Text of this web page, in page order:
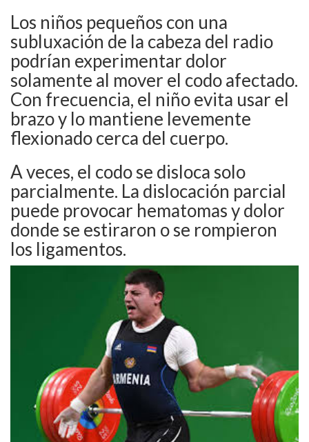
Los niños pequeños con una
subluxación de la cabeza del radio
podrían experimentar dolor
solamente al mover el codo afectado.
Con frecuencia, el niño evita usar el
brazo y lo mantiene levemente
flexionado cerca del cuerpo.
A veces, el codo se disloca solo
parcialmente. La dislocación parcial
puede provocar hematomas y dolor
donde se estiraron o se rompieron
los ligamentos.